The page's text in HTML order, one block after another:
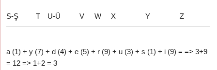
S-Ş T U-Ü V W X Y Z
a (1) + y (7) + d (4) + e (5) + r (9) + u (3) + s (1) + i (9) = => 3+9
= 12 => 1+2 = 3